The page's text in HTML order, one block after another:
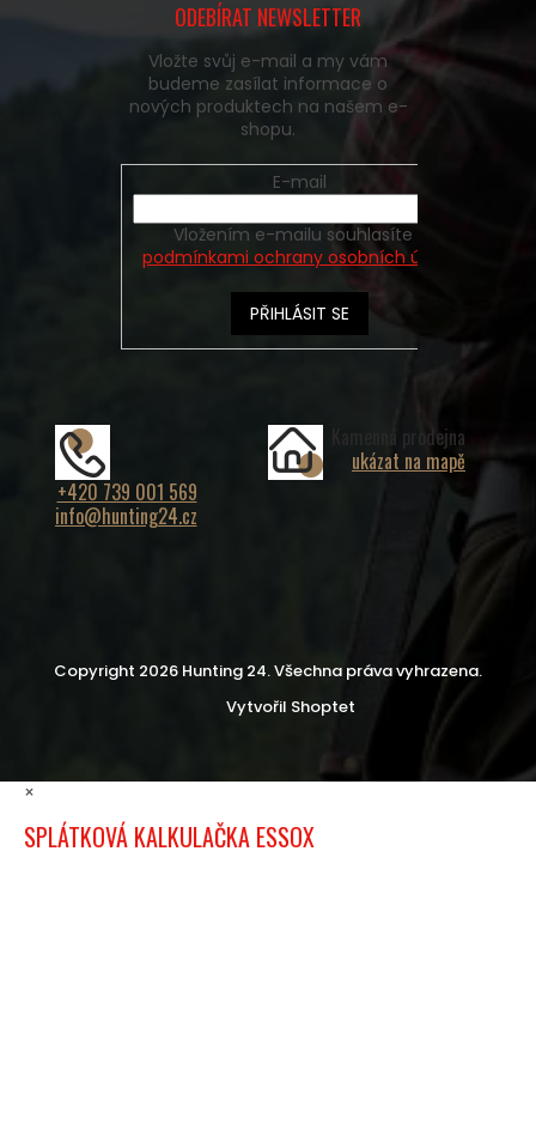
ODEBÍRAT NEWSLETTER
Vložte svůj e-mail a my vám
budeme zasílat informace o
nových produktech na našem e-
shopu.
E-mail
podmínkami ochrany osobních údajů
PŘIHLÁSIT SE
+420 739 001 569
info@hunting24.cz
Kamenná prodejna
ukázat na mapě
Vytvořil Shoptet
Copyright 2026 Hunting 24. Všechna práva vyhrazena.
×
SPLÁTKOVÁ KALKULAČKA ESSOX